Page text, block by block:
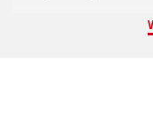
ett 18 V batteri. Tack